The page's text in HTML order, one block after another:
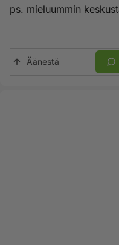
ps. mieluummin
Äänestä